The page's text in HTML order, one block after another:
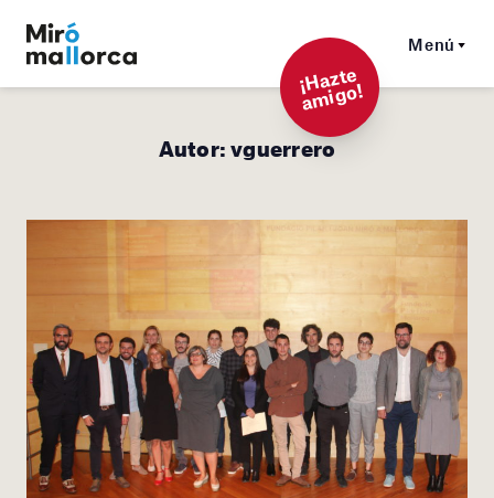
Menú
¡
Hazt
e
a
mi
g
o!
Autor:vguerrero